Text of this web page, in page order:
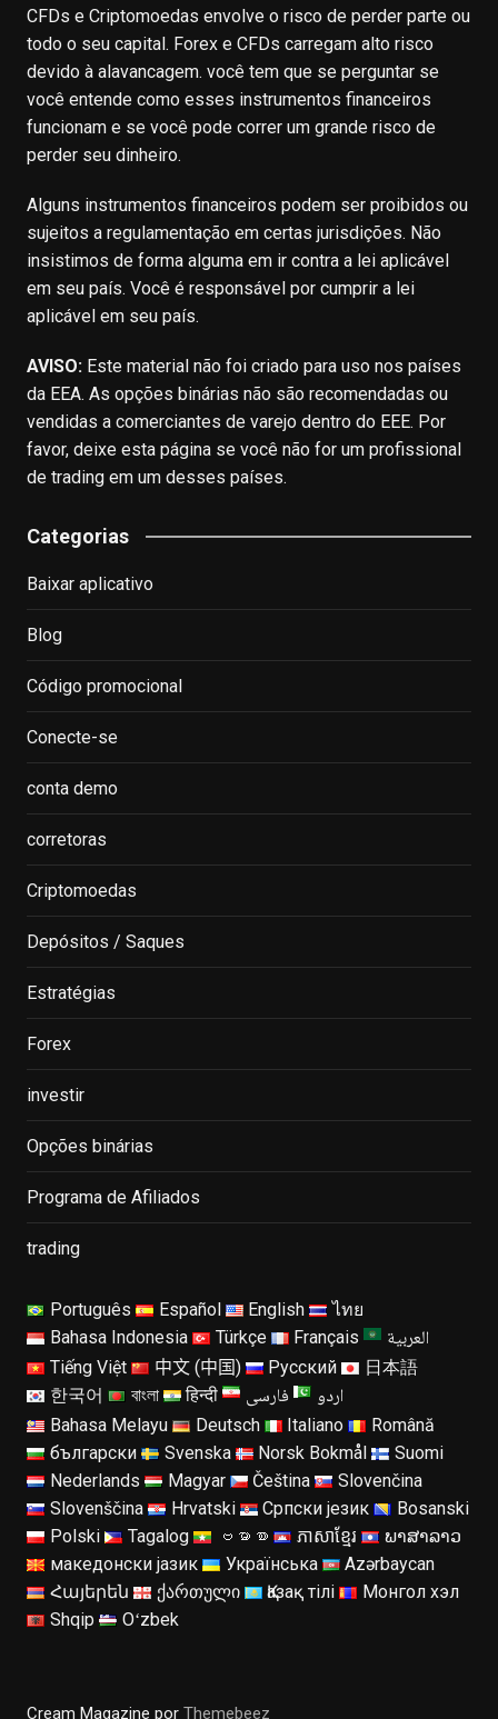
CFDs e Criptomoedas envolve o risco de perder parte ou
todo o seu capital. Forex e CFDs carregam alto risco
devido à alavancagem. você tem que se perguntar se
você entende como esses instrumentos financeiros
funcionam e se você pode correr um grande risco de
perder seu dinheiro.
Alguns instrumentos financeiros podem ser proibidos ou
sujeitos a regulamentação em certas jurisdições. Não
insistimos de forma alguma em ir contra a lei aplicável
em seu país. Você é responsável por cumprir a lei
aplicável em seu país.
AVISO:Este material não foi criado para uso nos países
da EEA. As opções binárias não são recomendadas ou
vendidas a comerciantes de varejo dentro do EEE. Por
favor, deixe esta página se você não for um profissional
de trading em um desses países.
Categorias
Baixar aplicativo
Blog
Código promocional
Conecte-se
conta demo
corretoras
Criptomoedas
Depósitos / Saques
Estratégias
Forex
investir
Opções binárias
Programa de Afiliados
trading
Português Español English
ไทย
Bahasa Indonesia
Türkçe Français العربية
Tiếng Việt 中文 (中国) Русский
日本語
한국어
বাংলা हिन्दी فارسی اردو
Bahasa Melayu Deutsch Italiano
Română
български
Svenska Norsk Bokmål
Suomi
Nederlands
Magyar Čeština
Slovenčina
Slovenščina
Hrvatski Српски језик
Bosanski
Polski
Tagalog ဗမာစာ ភាសាខ្មែរ
ພາສາລາວ
македонски јазик
Українська
Azərbaycan
Հայերեն
ქართული Қазақ тілі
Монгол хэл
Shqip
Oʻzbek
Cream Magazine por Themebeez